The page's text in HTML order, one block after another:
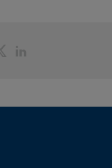
Share